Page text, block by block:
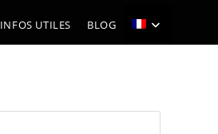
INFOS UTILES BLOG